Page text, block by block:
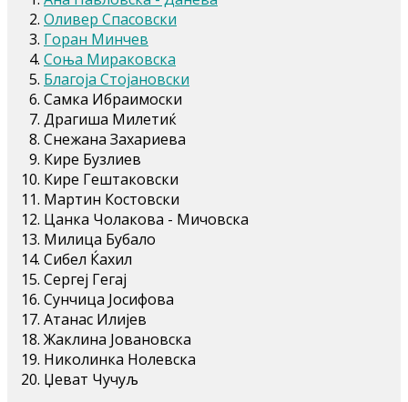
Оливер Спасовски
Горан Минчев
Соња Мираковска
Благоја Стојановски
Самка Ибраимоски
Драгиша Милетиќ
Снежана Захариева
Кире Бузлиев
Кире Гештаковски
Мартин Костовски
Цанка Чолакова - Мичовска
Милица Бубало
Сибел Ќахил
Сергеј Гегај
Сунчица Јосифова
Атанас Илијев
Жаклина Јовановска
Николинка Нолевска
Џеват Чучуљ